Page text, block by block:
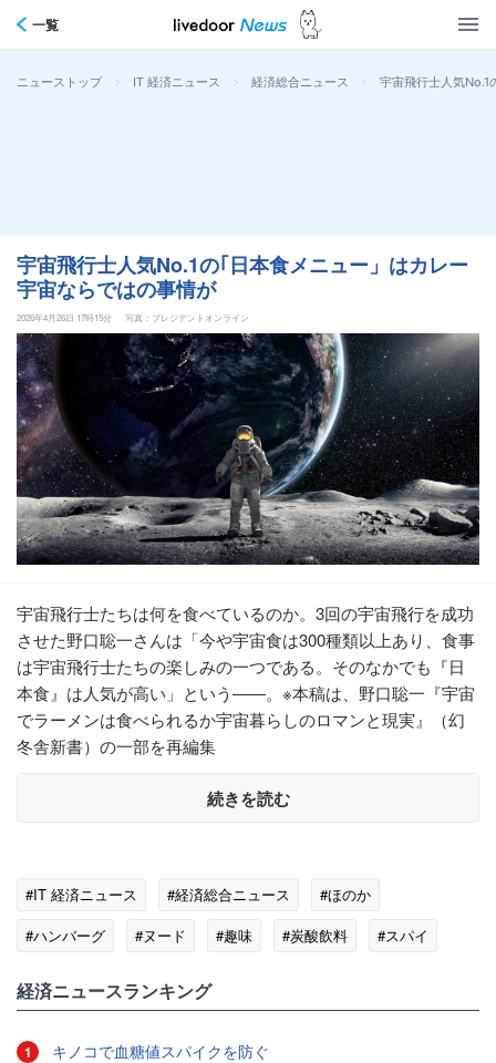
一覧
ニューストップ > IT 経済ニュース > 経済総合ニュース > 宇宙飛行士人気No.1
宇宙飛行士人気No.1の｢日本食メニュー」はカレー
宇宙ならではの事情が
2026年4月26日 17時15分 写真：プレジデントオンライン
宇宙飛行士たちは何を食べているのか。3回の宇宙飛行を成功
させた野口聡一さんは「今や宇宙食は300種類以上あり、食事
は宇宙飛行士たちの楽しみの一つである。そのなかでも『日
本食』は人気が高い」という――。※本稿は、野口聡一『宇宙
でラーメンは食べられるか宇宙暮らしのロマンと現実』（幻
冬舎新書）の一部を再編集
続きを読む
#IT 経済ニュース #経済総合ニュース
#ほのか
#ハンバーグ
#ヌード #趣味 #炭酸飲料
#スパイ
経済ニュースランキング
1 キノコで血糖値スパイクを防ぐ